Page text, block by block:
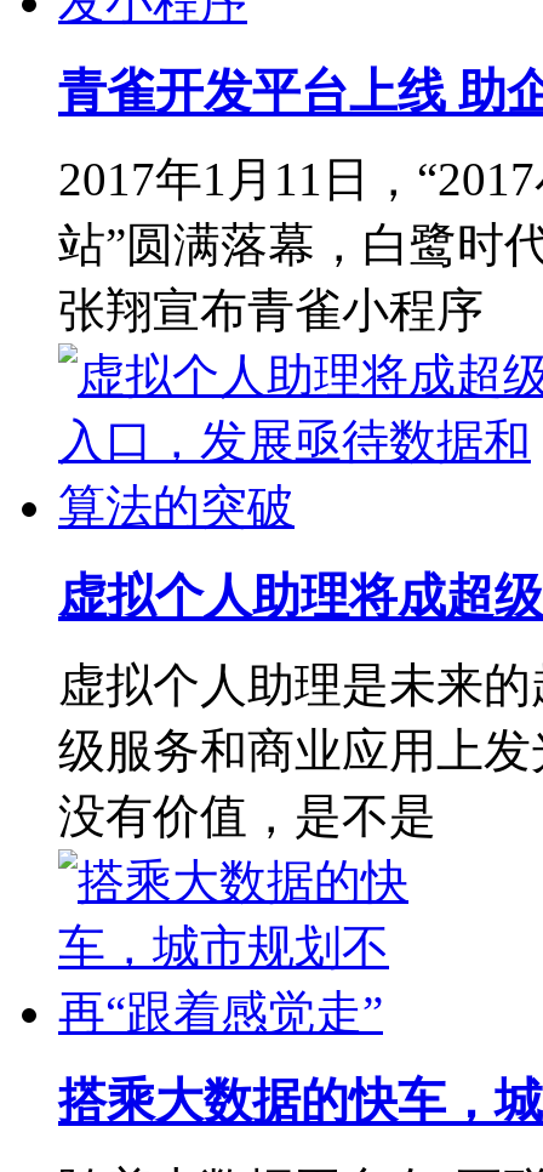
青雀开发平台上线 助
2017年1月11日，
站”圆满落幕，白鹭时
张翔宣布青雀小程序
虚拟个人助理将成超
虚拟个人助理是未来
级服务和商业应用上
没有价值，是不是
搭乘大数据的快车，